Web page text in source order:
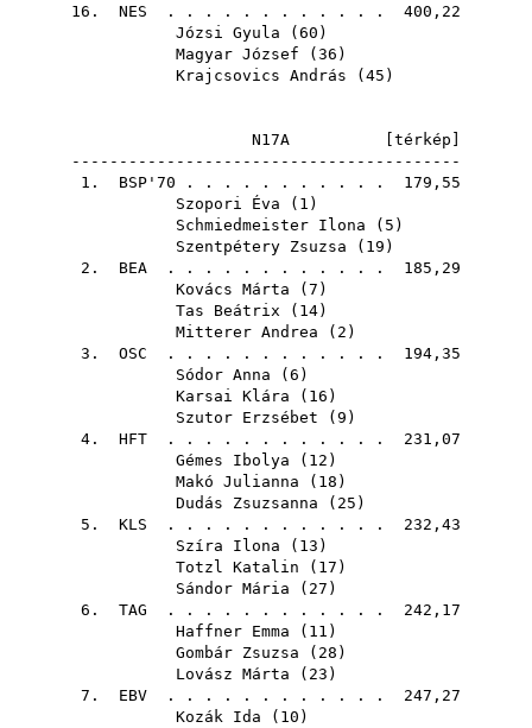
16. NES . . . . . . . . . . . . 400,22
Józsi Gyula ( 60 )
Magyar József ( 36 )
Krajcsovics András ( 45 )
N17A [ térkép
-----------------------------------------
1. BSP'70 . . . . . . . . . . . 179,55
Szopori Éva ( 1 )
Schmiedmeister Ilona ( 5 )
Szentpétery Zsuzsa ( 19 )
2. BEA . . . . . . . . . . . . 185,29
Kovács Márta ( 7 )
Tas Beátrix ( 14)
Mitterer Andrea ( 2 )
3. OSC . . . . . . . . . . . . 194,35
Sódor Anna ( 6 )
Karsai Klára ( 16 )
Szutor Erzsébet ( 9 )
4. HFT . . . . . . . . . . . . 231,07
Gémes Ibolya ( 12 )
Makó Julianna ( 18 )
Dudás Zsuzsanna ( 25 )
5. KLS . . . . . . . . . . . . 232,43
Szíra Ilona ( 13 )
Totzl Katalin ( 17 )
Sándor Mária ( 27 )
6. TAG . . . . . . . . . . . . 242,17
Haffner Emma ( 11 )
Gombár Zsuzsa ( 28 )
Lovász Márta ( 23 )
7. EBV . . . . . . . . . . . . 247,27
Kozák Ida ( 10 )